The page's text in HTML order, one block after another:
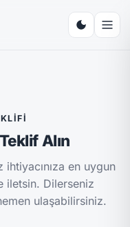
Alın
en uygun
iletsin. Dilerseniz
ulaşabilirsiniz.